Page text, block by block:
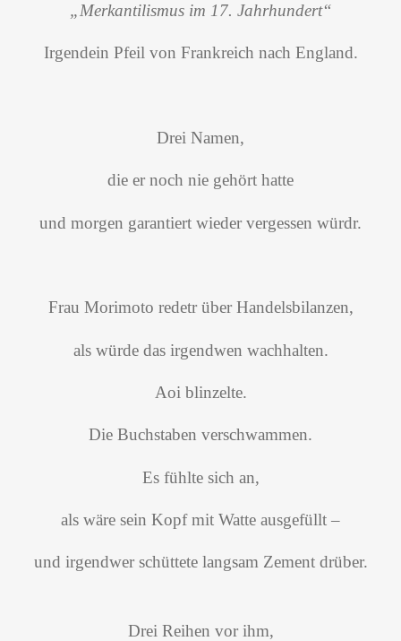
„Merkantilismus im 17. Jahrhundert“
Irgendein Pfeil von Frankreich nach England.
Drei Namen,
die er noch nie gehört hatte
und morgen garantiert wieder vergessen würdr.
Frau Morimoto redetr über Handelsbilanzen,
als würde das irgendwen wachhalten.
Aoi blinzelte.
Die Buchstaben verschwammen.
Es fühlte sich an,
als wäre sein Kopf mit Watte ausgefüllt –
und irgendwer schüttete langsam Zement drüber.
Drei Reihen vor ihm,